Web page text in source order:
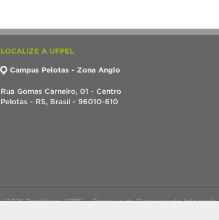
LOCALIZE A UFPEL
Campus Pelotas - Zona Anglo
Rua Gomes Carneiro, 01 - Centro
Pelotas - RS, Brasil - 96010-610
©2026 Territórios UFPEL – Processo de Planejamento Integrado.